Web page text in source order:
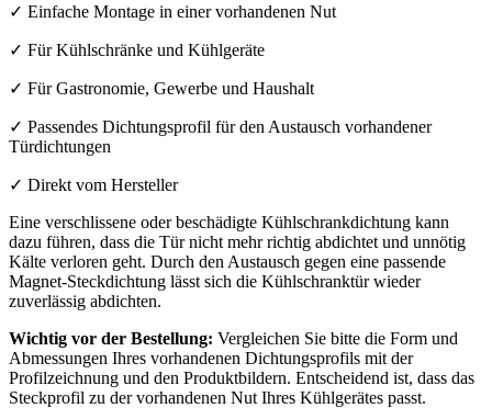
✓ Einfache Montage in einer vorhandenen Nut
✓ Für Kühlschränke und Kühlgeräte
✓ Für Gastronomie, Gewerbe und Haushalt
✓ Passendes Dichtungsprofil für den Austausch vorhandener
Türdichtungen
✓ Direkt vom Hersteller
Eine verschlissene oder beschädigte Kühlschrankdichtung kann
dazu führen, dass die Tür nicht mehr richtig abdichtet und unnötig
Kälte verloren geht. Durch den Austausch gegen eine passende
Magnet-Steckdichtung lässt sich die Kühlschranktür wieder
zuverlässig abdichten.
Wichtig vor der Bestellung: Vergleichen Sie bitte die Form und
Abmessungen Ihres vorhandenen Dichtungsprofils mit der
Profilzeichnung und den Produktbildern. Entscheidend ist, dass das
Steckprofil zu der vorhandenen Nut Ihres Kühlgerätes passt.